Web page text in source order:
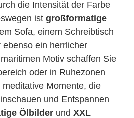
die Intensität der Farbe
ist großformatige
Sofa, einem Schreibtisch
ein herrlicher
Motiv schaffen Sie
oder in Ruhezonen
Momente, die
und Entspannen
Ölbilder und XXL